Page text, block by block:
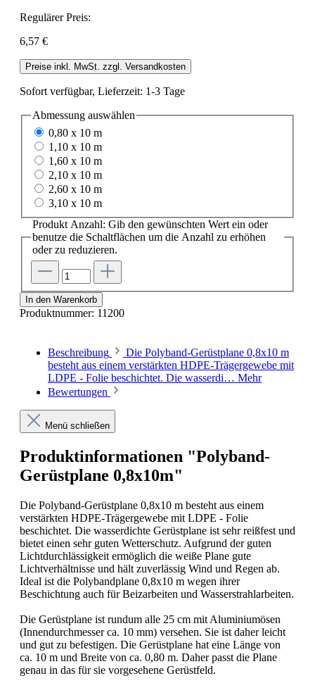
Regulärer Preis:
6,57 €
Preise inkl. MwSt. zzgl. Versandkosten
Sofort verfügbar, Lieferzeit: 1-3 Tage
Abmessung auswählen
0,80 x 10 m
1,10 x 10 m
1,60 x 10 m
2,10 x 10 m
2,60 x 10 m
3,10 x 10 m
Produkt Anzahl: Gib den gewünschten Wert ein oder
benutze die Schaltflächen um die Anzahl zu erhöhen
oder zu reduzieren.
In den Warenkorb
Produktnummer: 11200
Beschreibung
Die Polyband-Gerüstplane 0,8x10 m
besteht aus einem verstärkten HDPE-Trägergewebe mit
LDPE - Folie beschichtet. Die wasserdi… Mehr
Bewertungen
Menü schließen
Produktinformationen "Polyband-
Gerüstplane 0,8x10m"
Die Polyband-Gerüstplane 0,8x10 m besteht aus einem
verstärkten HDPE-Trägergewebe mit LDPE - Folie
beschichtet. Die wasserdichte Gerüstplane ist sehr reißfest und
bietet einen sehr guten Wetterschutz. Aufgrund der guten
Lichtdurchlässigkeit ermöglich die weiße Plane gute
Lichtverhältnisse und hält zuverlässig Wind und Regen ab.
Ideal ist die Polybandplane 0,8x10 m wegen ihrer
Beschichtung auch für Beizarbeiten und Wasserstrahlarbeiten.
Die Gerüstplane ist rundum alle 25 cm mit Aluminiumösen
(Innendurchmesser ca. 10 mm) versehen. Sie ist daher leicht
und gut zu befestigen. Die Gerüstplane hat eine Länge von
ca. 10 m und Breite von ca. 0,80 m. Daher passt die Plane
genau in das für sie vorgesehene Gerüstfeld.